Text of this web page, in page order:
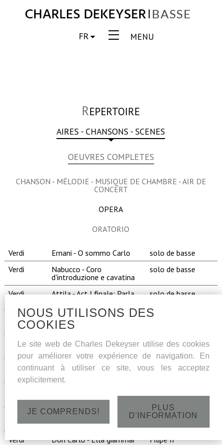
MENU
FR
REPERTOIRE
AIRES - CHANSONS - SCENES
OEUVRES COMPLETES
CHANSON - MÉLODIE - MUSIQUE DE CHAMBRE - AIR DE
CONCERT
OPERA
ORATORIO
Verdi Ernani - O sommo Carlo
solo de basse
Verdi
Nabucco - Coro
d'introduzione e cavatina
solo de basse
Verdi
Attila - Act I finale: Parla,
solo de basse
Wagner
Der Fliegende Holländer -
Mögst du mein kind
Daland
Verdi
Maria Stuarda - duet
Talbot/Maria
Talbot
Verdi
Simon Boccanegra - Il
lacerato spirito
Fiesco, Pietro
precipita
I Vespri Siciliani - O tu
Palermo
Procida
Verdi
Don Carlo - Ella giammai
Filipe II
NOUS UTILISONS DES
COOKIES
Le site web de Charles Dekeyser utilise des cookies
pour améliorer votre expérience de navigation. En
continuant à utiliser ce site, vous les acceptez
explicitement.
JE COMPRENDS!
PLUS
D'INFORMATION